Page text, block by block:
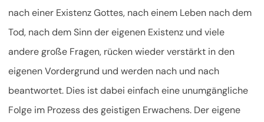
nach einer Existenz Gottes, nach einem Leben nach dem
Tod, nach dem Sinn der eigenen Existenz und viele
andere große Fragen, rücken wieder verstärkt in den
eigenen Vordergrund und werden nach und nach
beantwortet. Dies ist dabei einfach eine unumgängliche
Folge im Prozess des geistigen Erwachens. Der eigene